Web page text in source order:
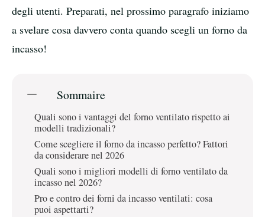
degli utenti. Preparati, nel prossimo paragrafo iniziamo
a svelare cosa davvero conta quando scegli un forno da
incasso!
Sommaire
Quali sono i vantaggi del forno ventilato rispetto ai
modelli tradizionali?
Come scegliere il forno da incasso perfetto? Fattori
da considerare nel 2026
Quali sono i migliori modelli di forno ventilato da
incasso nel 2026?
Pro e contro dei forni da incasso ventilati: cosa
puoi aspettarti?